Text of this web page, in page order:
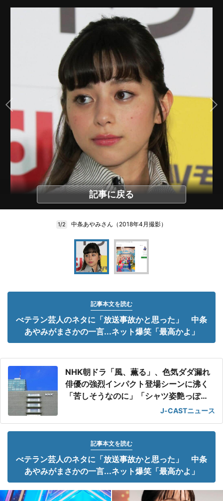
記事に戻る
1/2 中条あやみさん（2018年4月撮影）
記事本文を読む
べテラン芸人のネタに「放送事故かと思った」 中条
あやみがまさかの一言...ネット爆笑「最高かよ」
NHK朝ドラ「風、薫る」、色気ダダ漏れ
俳優の強烈インパクト登場シーンに沸く
「苦しそうなのに」「シャツ姿艶っぽ
J-CASTニュース
記事本文を読む
べテラン芸人のネタに「放送事故かと思った」 中条
あやみがまさかの一言...ネット爆笑「最高かよ」